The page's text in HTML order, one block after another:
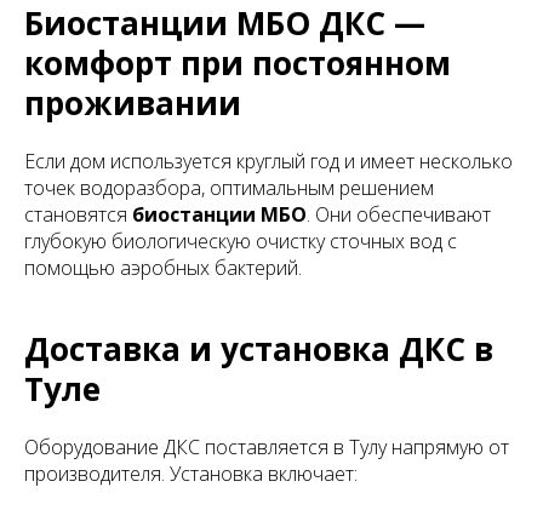
Биостанции МБО ДКС —
комфорт при постоянном
проживании
Если дом используется круглый год и имеет несколько
точек водоразбора, оптимальным решением
становятся биостанции МБО. Они обеспечивают
глубокую биологическую очистку сточных вод с
помощью аэробных бактерий.
Доставка и установка ДКС в
Туле
Оборудование ДКС поставляется в Тулу напрямую от
производителя. Установка включает: